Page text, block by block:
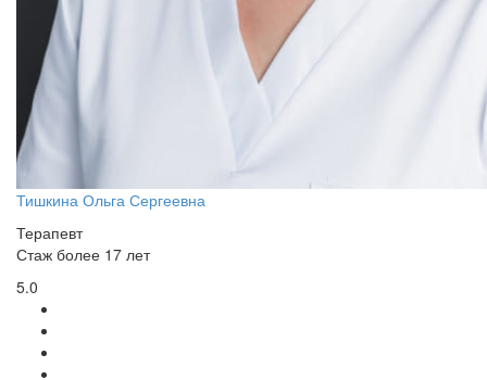
Тишкина Ольга Сергеевна
Терапевт
Стаж более 17 лет
5.0